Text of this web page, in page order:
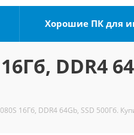
Хорошие ПК для
DDR4
16Гб, DDR4 64Gb, SSD 500Гб.